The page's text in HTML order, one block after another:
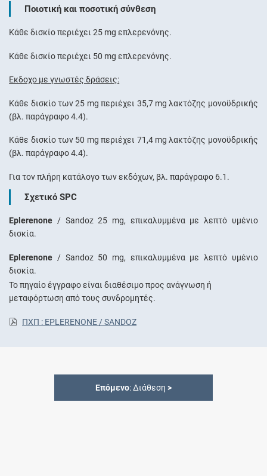
Ποιοτική και ποσοτική σύνθεση
Κάθε δισκίο περιέχει 25 mg επλερενόνης.
Κάθε δισκίο περιέχει 50 mg επλερενόνης.
Έκδοχο με γνωστές δράσεις:
Κάθε δισκίο των 25 mg περιέχει 35,7 mg λακτόζης μονοϋδρικής
(βλ. παράγραφο 4.4).
Κάθε δισκίο των 50 mg περιέχει 71,4 mg λακτόζης μονοϋδρικής
(βλ. παράγραφο 4.4).
Για τον πλήρη κατάλογο των εκδόχων, βλ. παράγραφο 6.1.
Σχετικό SPC
Eplerenone / Sandoz 25 mg, επικαλυμμένα με λεπτό υμένιο
δισκία.
Eplerenone / Sandoz 50 mg, επικαλυμμένα με λεπτό υμένιο
δισκία.
Το πηγαίο έγγραφο είναι διαθέσιμο προς ανάγνωση ή
μεταφόρτωση από τους συνδρομητές.
ΠΧΠ : EPLERENONE / SANDOZ
Επόμενο: Διάθεση >